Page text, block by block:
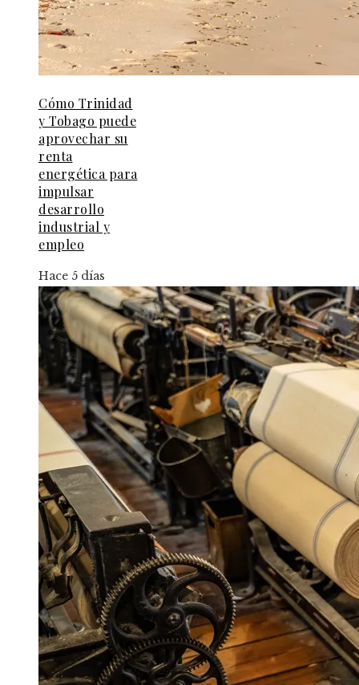
Cómo Trinidad
y Tobago puede
aprovechar su
renta
energética para
impulsar
desarrollo
industrial y
empleo
Hace 5 días